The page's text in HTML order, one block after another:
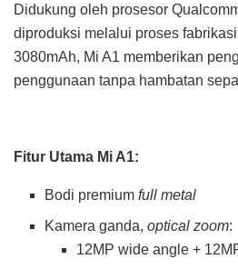
Didukung oleh prosesor
diproduksi melalui proses
3080mAh, Mi A1 memberikan
penggunaan tanpa hambatan
Fitur Utama Mi A1:
Bodi premium full metal
Kamera ganda,optical zoom:
12MP wide angle +